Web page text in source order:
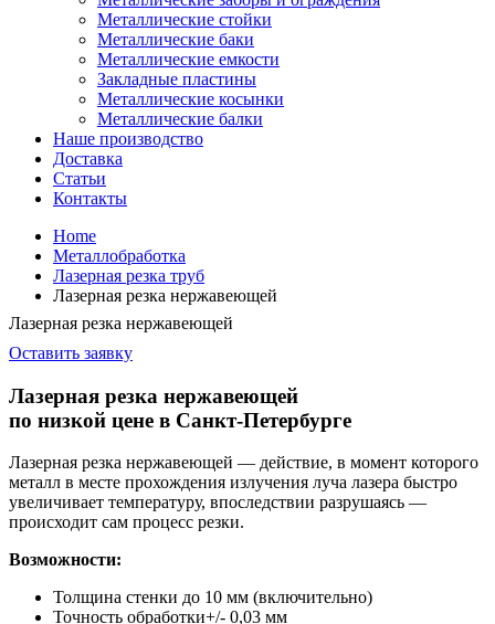
Металлические стойки
Металлические баки
Металлические емкости
Закладные пластины
Металлические косынки
Металлические балки
Наше производство
Доставка
Статьи
Контакты
Home
Металлобработка
Лазерная резка труб
Лазерная резка нержавеющей
Лазерная резка нержавеющей
Оставить заявку
Лазерная резка нержавеющей
по низкой цене в Санкт-Петербурге
Лазерная резка нержавеющей — действие, в момент которого
металл в месте прохождения излучения луча лазера быстро
увеличивает температуру, впоследствии разрушаясь —
происходит сам процесс резки.
Возможности:
Толщина стенки до 10 мм (включительно)
Точность обработки+/- 0,03 мм